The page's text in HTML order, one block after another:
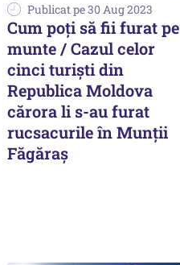
Publicat pe 30 Aug 2023
Cum poți să fii furat pe
munte / Cazul celor
cinci turiști din
Republica Moldova
cărora li s-au furat
rucsacurile în Munții
Făgăraș